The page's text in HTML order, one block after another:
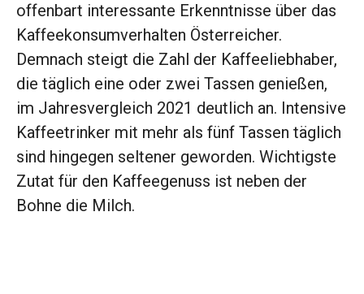
offenbart interessante Erkenntnisse über das
Kaffeekonsumverhalten Österreicher.
Demnach steigt die Zahl der Kaffeeliebhaber,
die täglich eine oder zwei Tassen genießen,
im Jahresvergleich 2021 deutlich an. Intensive
Kaffeetrinker mit mehr als fünf Tassen täglich
sind hingegen seltener geworden. Wichtigste
Zutat für den Kaffeegenuss ist neben der
Bohne die Milch.